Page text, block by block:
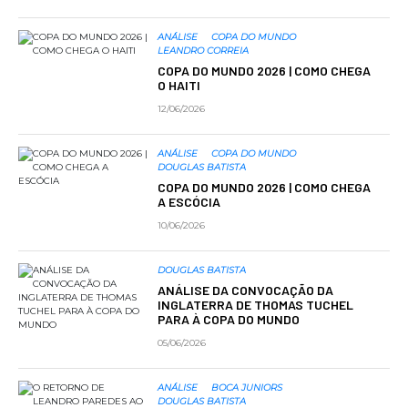
ANÁLISE
COPA DO MUNDO
LEANDRO CORREIA
COPA DO MUNDO 2026 | COMO CHEGA
O HAITI
12/06/2026
ANÁLISE
COPA DO MUNDO
DOUGLAS BATISTA
COPA DO MUNDO 2026 | COMO CHEGA
A ESCÓCIA
10/06/2026
DOUGLAS BATISTA
ANÁLISE DA CONVOCAÇÃO DA
INGLATERRA DE THOMAS TUCHEL
PARA À COPA DO MUNDO
05/06/2026
ANÁLISE
BOCA JUNIORS
DOUGLAS BATISTA